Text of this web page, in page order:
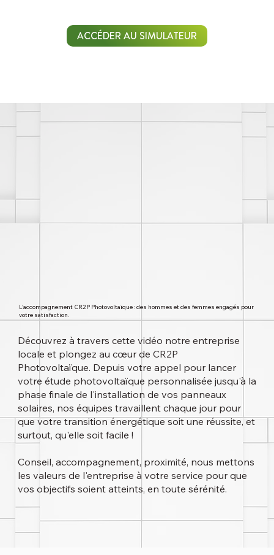
ACCÉDER AU SIMULATEUR
L'accompagnement CR2P Photovoltaïque : des hommes et des femmes engagés pour
votre satisfaction.
Découvrez à travers cette vidéo notre entreprise
locale et plongez au cœur de CR2P
Photovoltaïque. Depuis votre appel pour lancer
votre étude photovoltaïque personnalisée jusqu'à la
phase finale de l'installation de vos panneaux
solaires, nos équipes travaillent chaque jour pour
que votre transition énergétique soit une réussite, et
surtout, qu'elle soit facile !
Conseil, accompagnement, proximité, nous mettons
les valeurs de l'entreprise à votre service pour que
vos objectifs soient atteints, en toute sérénité.